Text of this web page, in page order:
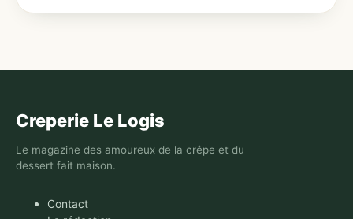
Creperie Le Logis
Le magazine des amoureux de la crêpe et du
dessert fait maison.
Contact